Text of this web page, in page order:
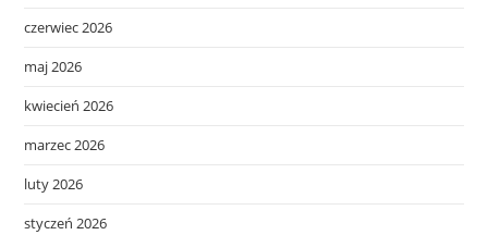
czerwiec 2026
maj 2026
kwiecień 2026
marzec 2026
luty 2026
styczeń 2026